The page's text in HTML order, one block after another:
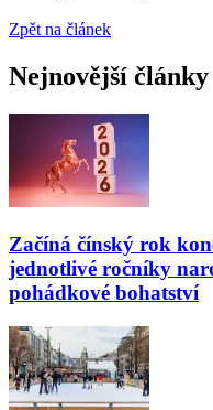
Zpět na článek
Nejnovější články
Začíná čínský rok
jednotlivé ročníky
pohádkové bohatství